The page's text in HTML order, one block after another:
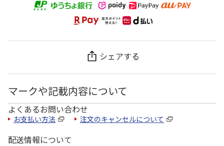
シェアする
マークや記載内容について
よくあるお問い合わせ
お支払い方法 注文のキャンセルについて
配送情報について